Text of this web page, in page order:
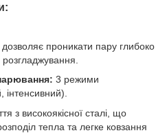
проникати пару глибоко
3 режими
інтенсивний).
з високоякісної сталі, що
тепла та легке ковзання